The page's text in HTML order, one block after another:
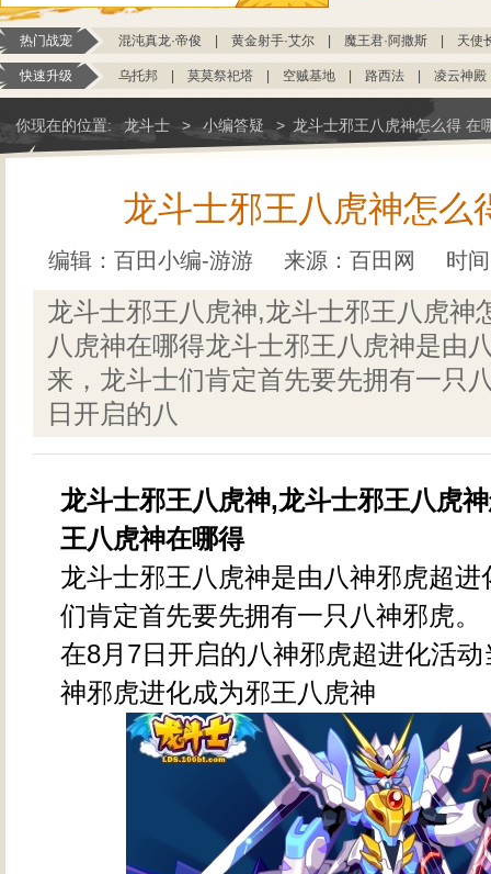
热门战宠 混沌真龙·帝俊 黄金射手·艾尔 魔王君·阿撒斯 天使
快速升级 乌托邦 莫莫祭祀塔 空贼基地 路西法 凌云神殿
你现在的位置: 龙斗士 > 小编答疑 > 龙斗士邪王八虎神怎么得 在
龙斗士邪王八虎神怎么
编辑：百田小编-游游 来源： 百田网 时
龙斗士邪王八虎神,龙斗士邪王八虎神
八虎神在哪得龙斗士邪王八虎神是由
来，龙斗士们肯定首先要先拥有一只
日开启的八
龙斗士邪王八虎神,龙斗士邪王八虎
王八虎神在哪得
龙斗士邪王八虎神是由八神邪虎超进
们肯定首先要先拥有一只八神邪虎。
在8月7日开启的八神邪虎超进化活
神邪虎进化成为邪王八虎神